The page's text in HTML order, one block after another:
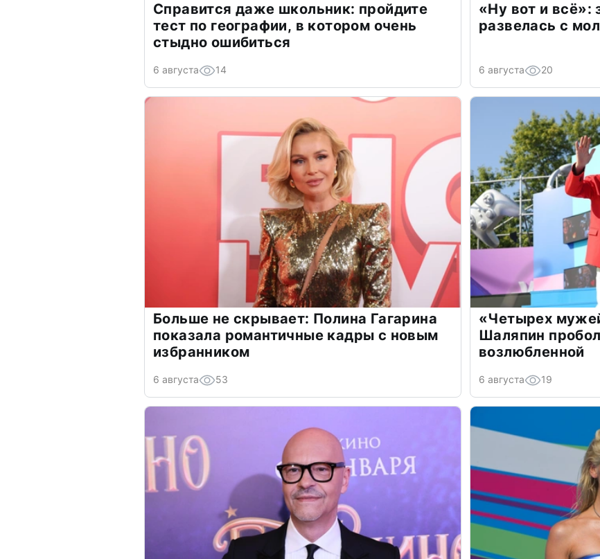
Справится даже школьник: пройдите
тест по географии, в котором очень
стыдно ошибиться
6 августа 14
«Ну вот и всё»:
развелась с
6 августа 20
Больше не скрывает: Полина Гагарина
показала романтичные кадры с новым
избранником
6 августа 53
«Четырех
Шаляпин
возлюбленной
6 августа 19